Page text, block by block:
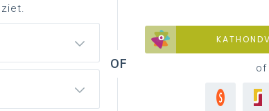
Nederlands
proactief, planmatig en
of